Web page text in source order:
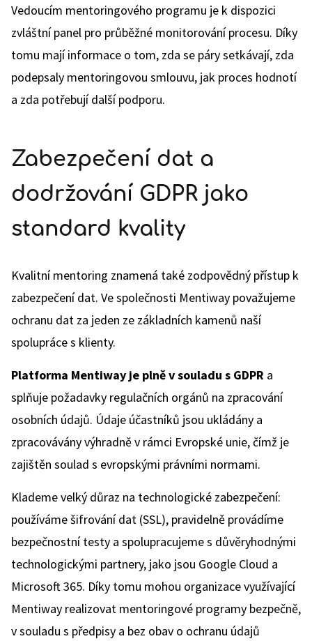
Vedoucím mentoringového programu je k dispozici
zvláštní panel pro průběžné monitorování procesu. Díky
tomu mají informace o tom, zda se páry setkávají, zda
podepsaly mentoringovou smlouvu, jak proces hodnotí
a zda potřebují další podporu.
Zabezpečení dat a
dodržování GDPR jako
standard kvality
Kvalitní mentoring znamená také zodpovědný přístup k
zabezpečení dat. Ve společnosti Mentiway považujeme
ochranu dat za jeden ze základních kamenů naší
spolupráce s klienty.
Platforma Mentiway je plně v souladu s GDPR a
splňuje požadavky regulačních orgánů na zpracování
osobních údajů. Údaje účastníků jsou ukládány a
zpracovávány výhradně v rámci Evropské unie, čímž je
zajištěn soulad s evropskými právními normami.
Klademe velký důraz na technologické zabezpečení:
používáme šifrování dat (SSL), pravidelně provádíme
bezpečnostní testy a spolupracujeme s důvěryhodnými
technologickými partnery, jako jsou Google Cloud a
Microsoft 365. Díky tomu mohou organizace využívající
Mentiway realizovat mentoringové programy bezpečně,
v souladu s předpisy a bez obav o ochranu údajů